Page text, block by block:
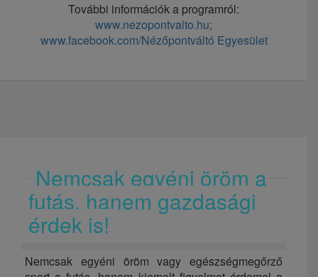
További információk a programról:
www.nezopontvalto.hu;
www.facebook.com/Nézőpontváltó Egyesület
Nemcsak egyéni öröm a
futás, hanem gazdasági
érdek is!
Nemcsak egyéni öröm vagy egészségmegőrző